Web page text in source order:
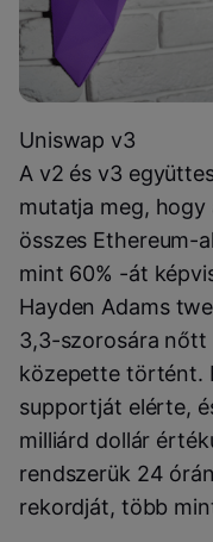
Uniswap v3
A v2 és v3
mutatja meg, hogy
összes Ethereum-
mint 60% -át
Hayden Adams
3,3-szorosára nőtt
közepette történt.
supportját elérte,
milliárd dollár
rendszerük 24
rekordját, több